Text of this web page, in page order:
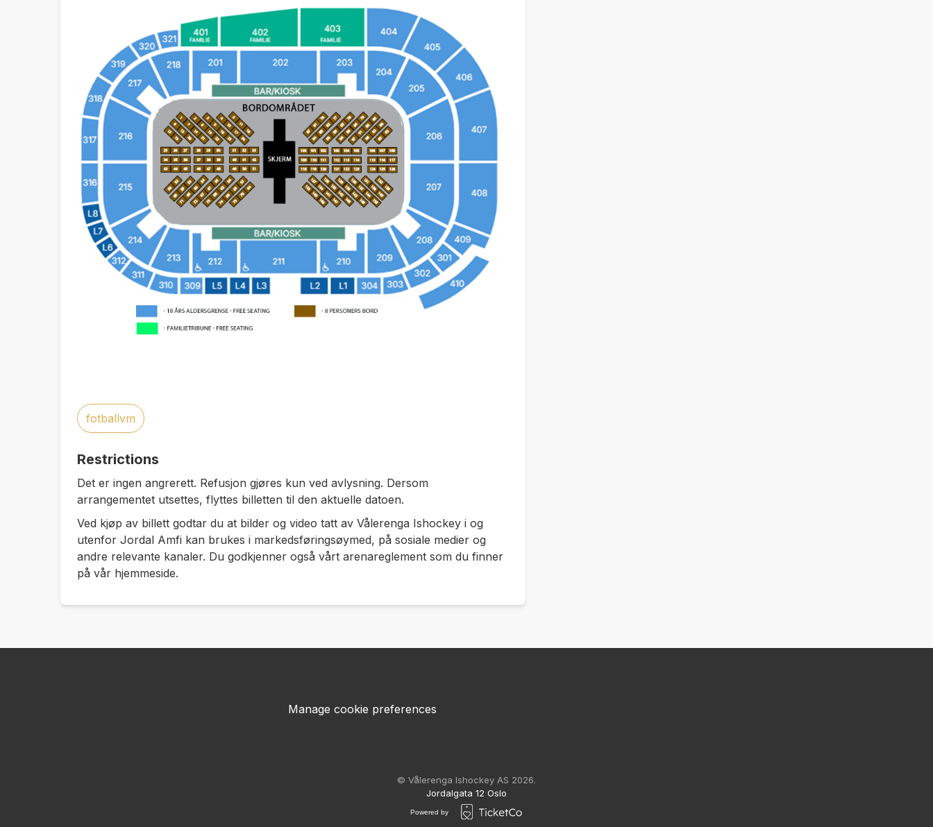
fotballvm
Restrictions
Det er ingen angrerett. Refusjon gjøres kun ved avlysning. Dersom
arrangementet utsettes, flyttes billetten til den aktuelle datoen.
Ved kjøp av billett godtar du at bilder og video tatt av Vålerenga Ishockey i og
utenfor Jordal Amfi kan brukes i markedsføringsøymed, på sosiale medier og
andre relevante kanaler. Du godkjenner også vårt arenareglement som du finner
på vår hjemmeside.
Manage cookie preferences
© Vålerenga Ishockey AS 2026.
Jordalgata 12 Oslo
Powered by